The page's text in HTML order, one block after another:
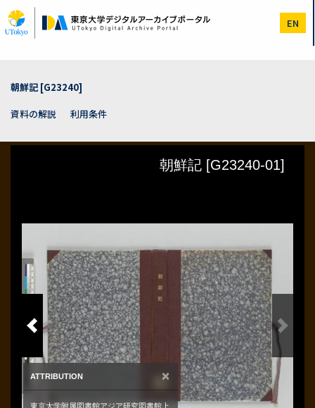
イ
ン
EN
朝鮮記 [G23240]
資料の解説
利用条件